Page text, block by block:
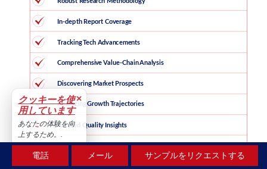
電話 メール サンプルをリクエストする
クッキーを使
用しています
×
あなたの体験を向
上するため。.
受け入れる